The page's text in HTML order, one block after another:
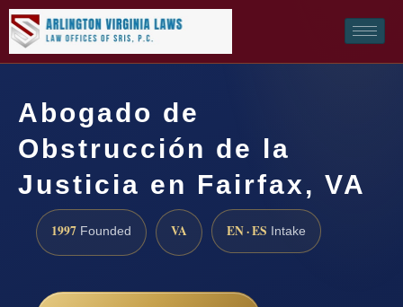
Abogado de
Obstrucción de la
Justicia en Fairfax, VA
1997 Founded VA EN · ES Intake